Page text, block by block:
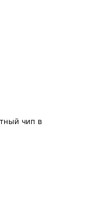
чип в